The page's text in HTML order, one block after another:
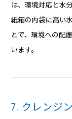
は、環境対応と水
紙箱の内袋に高い
とで、環境への配
います。
7. クレンジ